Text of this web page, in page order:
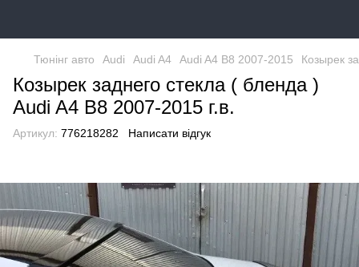
Тюнінг авто Audi Audi A4 Audi A4 B8 2007-2015 Козырек
Козырек заднего стекла ( бленда )
Audi A4 B8 2007-2015 г.в.
Артикул: 776218282 Написати відгук